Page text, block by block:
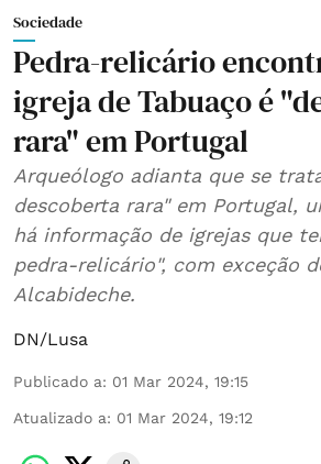
Sociedade
Pedra-relicário
igreja de Tabuaço é
rara" em Portugal
Arqueólogo adianta que se
descoberta rara" em Portugal,
há informação de igrejas que
pedra-relicário", com exceção
Alcabideche.
DN/Lusa
Publicado a: 01 Mar 2024, 19:15
Atualizado a: 01 Mar 2024, 19:12